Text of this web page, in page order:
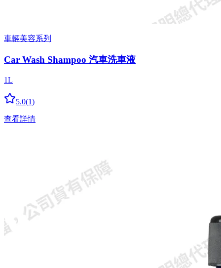
車輛美容系列
Car Wash Shampoo 汽車洗車液
1L
5.0(1)
查看詳情